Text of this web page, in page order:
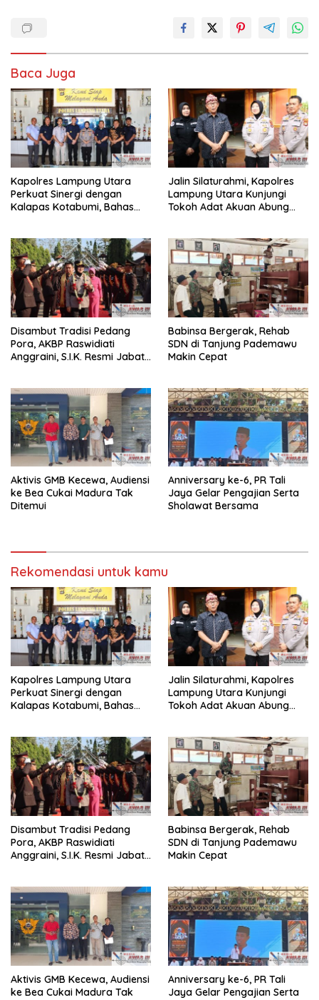
Baca Juga
Kapolres Lampung Utara
Perkuat Sinergi dengan
Kalapas Kotabumi, Bahas
Jalin Silaturahmi, Kapolres
Lampung Utara Kunjungi
Tokoh Adat Akuan Abung
Disambut Tradisi Pedang
Pora, AKBP Raswidiati
Anggraini, S.I.K. Resmi Jabat
Babinsa Bergerak, Rehab
SDN di Tanjung Pademawu
Makin Cepat
Aktivis GMB Kecewa, Audiensi
ke Bea Cukai Madura Tak
Ditemui
Anniversary ke-6, PR Tali
Jaya Gelar Pengajian Serta
Sholawat Bersama
Rekomendasi untuk kamu
Kapolres Lampung Utara
Perkuat Sinergi dengan
Kalapas Kotabumi, Bahas
Jalin Silaturahmi, Kapolres
Lampung Utara Kunjungi
Tokoh Adat Akuan Abung
Disambut Tradisi Pedang
Pora, AKBP Raswidiati
Anggraini, S.I.K. Resmi Jabat
Babinsa Bergerak, Rehab
SDN di Tanjung Pademawu
Makin Cepat
Aktivis GMB Kecewa, Audiensi
ke Bea Cukai Madura Tak
Anniversary ke-6, PR Tali
Jaya Gelar Pengajian Serta